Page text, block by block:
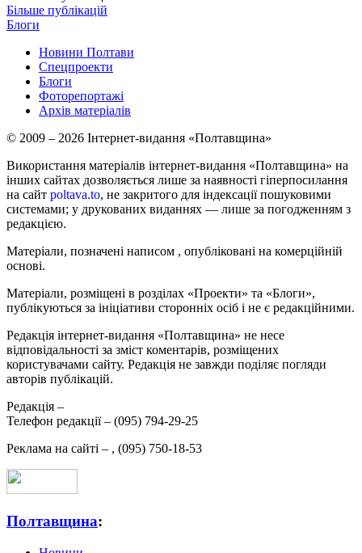
Більше публікацій
Блоги
Новини Полтави
Спецпроекти
Блоги
Фоторепортажі
Архів матеріалів
© 2009 – 2026 Інтернет-видання «Полтавщина»
Використання матеріалів інтернет-видання «Полтавщина» на
інших сайтах дозволяється лише за наявності гіперпосилання
на сайт poltava.to, не закритого для індексації пошуковими
системами; у друкованих виданнях — лише за погодженням з
редакцією.
Матеріали, позначені написом , опубліковані на комерційній
основі.
Матеріали, розміщені в розділах «Проекти» та «Блоги»,
публікуються за ініціативи сторонніх осіб і не є редакційними.
Редакція інтернет-видання «Полтавщина» не несе
відповідальності за зміст коментарів, розміщених
користувачами сайту. Редакція не завжди поділяє погляди
авторів публікацій.
Редакція –
Телефон редакції – (095) 794-29-25
Реклама на сайті – , (095) 750-18-53
Полтавщина: